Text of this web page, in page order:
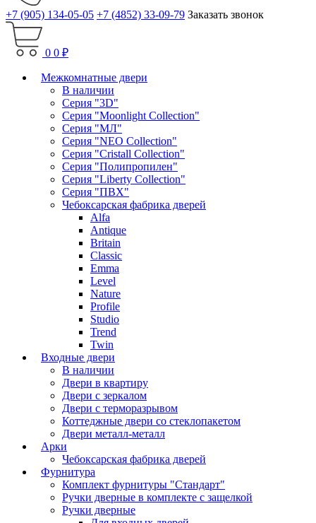
+7 (905) 134-05-05 +7 (4852) 33-09-79 Заказать звонок
0 0 ₽
Межкомнатные двери
В наличии
Серия "3D"
Серия "Moonlight Collection"
Серия "МЛ"
Серия "NEO Collection"
Серия "Cristall Collection"
Серия "Полипропилен"
Серия "Liberty Collection"
Серия "ПВХ"
Чебоксарская фабрика дверей
Alfa
Antique
Britain
Classic
Emma
Level
Nature
Profile
Studio
Trend
Twin
Входные двери
В наличии
Двери в квартиру
Двери с зеркалом
Двери с терморазрывом
Коттеджные двери со стеклопакетом
Двери металл-металл
Арки
Чебоксарская фабрика дверей
Фурнитура
Комплект фурнитуры "Стандарт"
Ручки дверные в комплекте с защелкой
Ручки дверные